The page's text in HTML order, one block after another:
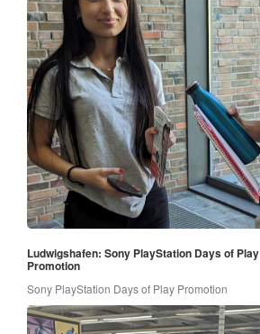
Ludwigshafen: Sony PlayStation Days of Play
Promotion
Sony PlayStation Days of Play Promotion